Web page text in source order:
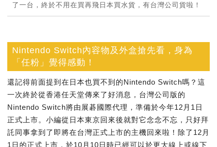
了一台，終於不用在買再飛日本買水貨，有台灣公司貨啦！
Nintendo Switch內容物及外盒搶先看，身為
「任粉」覺得感動！
還記得前面提到在日本也買不到的Nintendo Switch嗎？這
一次終於從香港任天堂傳來了好消息，台灣公司版的
Nintendo Switch將由展碁國際代理，準備於今年12月1日
正式上市。小編從日本東京回來後就對它念念不忘，只好拜
託同事拿到了即將在台灣正式上市的主機回來啦！除了12月
1日的正式上市，於10月10日時已經可以於更大線上或線下